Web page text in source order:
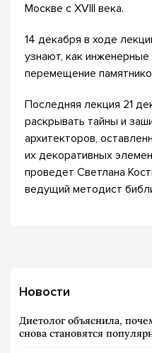
Москве с XVIII века.
14 декабря в ходе
узнают, как
перемещение
Последняя лекция 21
раскрывать тайны и
архитекторов,
их декоративных
проведет Светлана
ведущий методист
Новости
Диетолог объяснила,
снова становятся